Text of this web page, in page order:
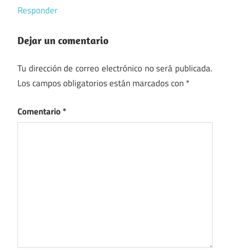
Responder
Dejar un comentario
Tu dirección de correo electrónico no será publicada.
Los campos obligatorios están marcados con *
Comentario*